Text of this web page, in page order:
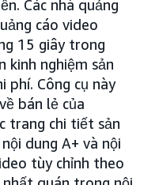
Các nhà quảng
cáo video
15 giây trong
kinh nghiệm sản
phí. Công cụ này
bán lẻ của
trang chi tiết sản
dung A+ và nội
tùy chỉnh theo